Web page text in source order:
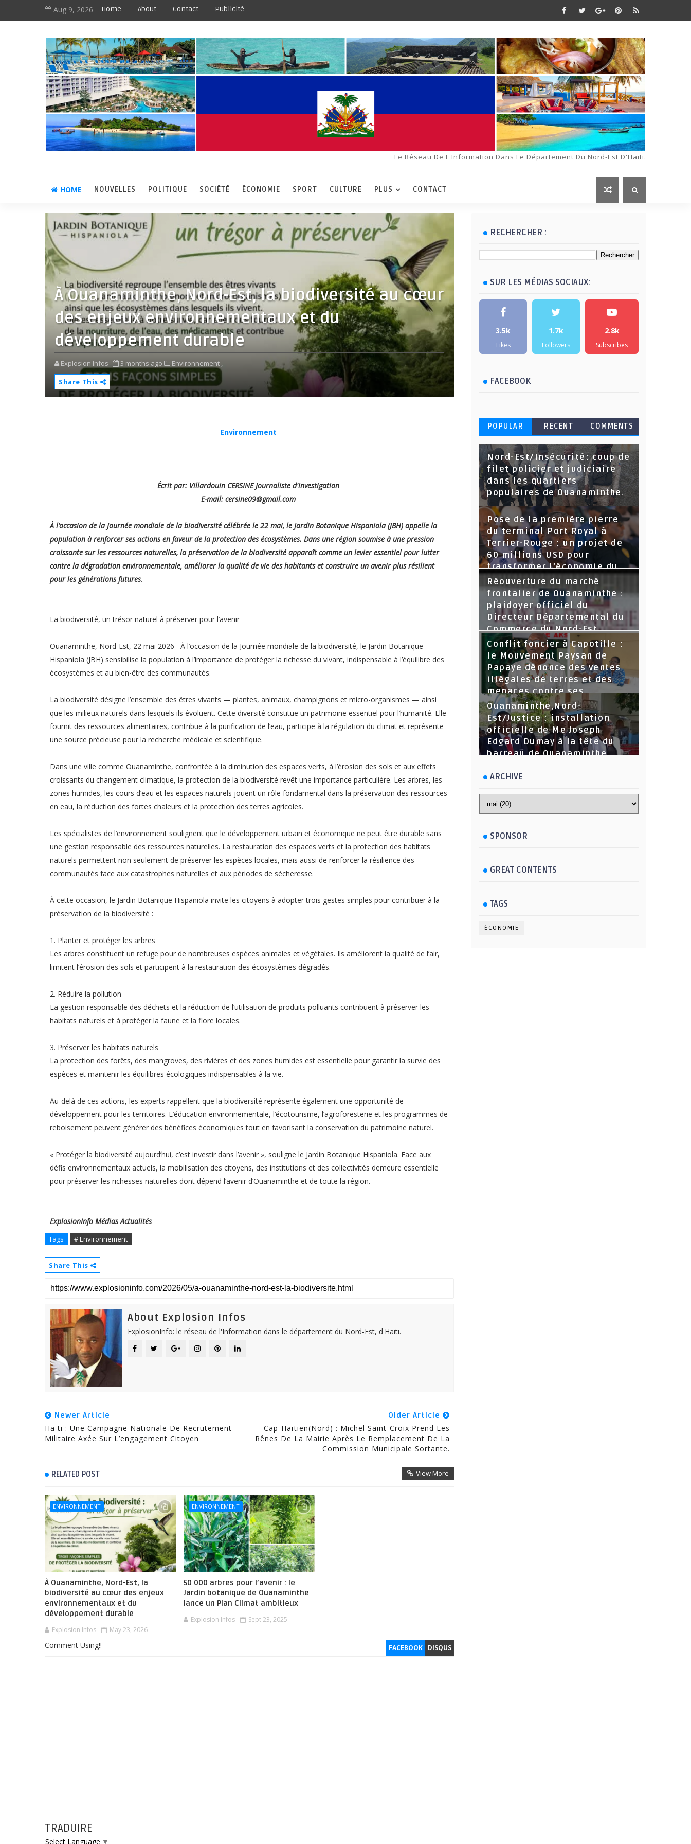
Aug 9, 2026 Home About Contact Publicité
Le Réseau De L'Information Dans Le Département Du Nord-Est D'Haiti.
HOME NOUVELLES POLITIQUE SOCIÉTÉ ÉCONOMIE SPORT CULTURE PLUS CONTACT
À Ouanaminthe, Nord-Est, la biodiversité au cœur
des enjeux environnementaux et du
développement durable
Explosion Infos 3 months ago
Environnement ,
Share This
Environnement
Écrit par: Villardouin CERSINE Journaliste d'investigation
E-mail: cersine09@gmail.com
À l’occasion de la Journée mondiale de la biodiversité célébrée le 22 mai, le Jardin Botanique Hispaniola (JBH) appelle la
population à renforcer ses actions en faveur de la protection des écosystèmes. Dans une région soumise à une pression
croissante sur les ressources naturelles, la préservation de la biodiversité apparaît comme un levier essentiel pour lutter
contre la dégradation environnementale, améliorer la qualité de vie des habitants et construire un avenir plus résilient
pour les générations futures.
La biodiversité, un trésor naturel à préserver pour l’avenir
Ouanaminthe, Nord-Est, 22 mai 2026– À l’occasion de la Journée mondiale de la biodiversité, le Jardin Botanique
Hispaniola (JBH) sensibilise la population à l’importance de protéger la richesse du vivant, indispensable à l’équilibre des
écosystèmes et au bien-être des communautés.
La biodiversité désigne l’ensemble des êtres vivants — plantes, animaux, champignons et micro-organismes — ainsi
que les milieux naturels dans lesquels ils évoluent. Cette diversité constitue un patrimoine essentiel pour l’humanité. Elle
fournit des ressources alimentaires, contribue à la purification de l’eau, participe à la régulation du climat et représente
une source précieuse pour la recherche médicale et scientifique.
Dans une ville comme Ouanaminthe, confrontée à la diminution des espaces verts, à l’érosion des sols et aux effets
croissants du changement climatique, la protection de la biodiversité revêt une importance particulière. Les arbres, les
zones humides, les cours d’eau et les espaces naturels jouent un rôle fondamental dans la préservation des ressources
en eau, la réduction des fortes chaleurs et la protection des terres agricoles.
Les spécialistes de l’environnement soulignent que le développement urbain et économique ne peut être durable sans
une gestion responsable des ressources naturelles. La restauration des espaces verts et la protection des habitats
naturels permettent non seulement de préserver les espèces locales, mais aussi de renforcer la résilience des
communautés face aux catastrophes naturelles et aux périodes de sécheresse.
À cette occasion, le Jardin Botanique Hispaniola invite les citoyens à adopter trois gestes simples pour contribuer à la
préservation de la biodiversité :
1. Planter et protéger les arbres
Les arbres constituent un refuge pour de nombreuses espèces animales et végétales. Ils améliorent la qualité de l’air,
limitent l’érosion des sols et participent à la restauration des écosystèmes dégradés.
2. Réduire la pollution
La gestion responsable des déchets et la réduction de l’utilisation de produits polluants contribuent à préserver les
habitats naturels et à protéger la faune et la flore locales.
3. Préserver les habitats naturels
La protection des forêts, des mangroves, des rivières et des zones humides est essentielle pour garantir la survie des
espèces et maintenir les équilibres écologiques indispensables à la vie.
Au-delà de ces actions, les experts rappellent que la biodiversité représente également une opportunité de
développement pour les territoires. L’éducation environnementale, l’écotourisme, l’agroforesterie et les programmes de
reboisement peuvent générer des bénéfices économiques tout en favorisant la conservation du patrimoine naturel.
« Protéger la biodiversité aujourd’hui, c’est investir dans l’avenir », souligne le Jardin Botanique Hispaniola. Face aux
défis environnementaux actuels, la mobilisation des citoyens, des institutions et des collectivités demeure essentielle
pour préserver les richesses naturelles dont dépend l’avenir d’Ouanaminthe et de toute la région.
ExplosionInfo Médias Actualités
Tags # Environnement
Share This
About Explosion Infos
ExplosionInfo: le réseau de l'Information dans le département du Nord-Est, d'Haiti.
Newer Article
Haïti : Une Campagne Nationale De Recrutement
Militaire Axée Sur L’engagement Citoyen
Older Article
Cap-Haïtien(Nord) : Michel Saint-Croix Prend Les
Rênes De La Mairie Après Le Remplacement De La
Commission Municipale Sortante.
RELATED POST View More
ENVIRONNEMENT
À Ouanaminthe, Nord-Est, la
biodiversité au cœur des enjeux
environnementaux et du
développement durable
Explosion Infos May 23, 2026
ENVIRONNEMENT
50 000 arbres pour l’avenir : le
Jardin botanique de Ouanaminthe
lance un Plan Climat ambitieux
Explosion Infos Sept 23, 2025
FACEBOOK DISQUS
Comment Using!!
TRADUIRE
Select Language ▼
RECHERCHER :
SUR LES MÉDIAS SOCIAUX:
3.5k
Likes
1.7k
Followers
2.8k
Subscribes
FACEBOOK
POPULAR RECENT COMMENTS
Nord-Est/Insécurité: coup de
filet policier et judiciaire
dans les quartiers
populaires de Ouanaminthe.
Pose de la première pierre
du terminal Port Royal à
Terrier-Rouge : un projet de
60 millions USD pour
transformer l’économie du
Nord-Est
Réouverture du marché
frontalier de Ouanaminthe :
plaidoyer officiel du
Directeur Départemental du
Commerce du Nord-Est.
Conflit foncier à Capotille :
le Mouvement Paysan de
Papaye dénonce des ventes
illégales de terres et des
menaces contre ses
dirigeants
Ouanaminthe,Nord-
Est/Justice : installation
officielle de Me Joseph
Edgard Dumay à la tête du
barreau de Ouanaminthe.
ARCHIVE
SPONSOR
GREAT CONTENTS
TAGS
ÉCONOMIE